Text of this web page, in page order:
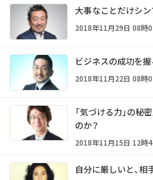
大事なことだけシ
2018年11月29日 08時
ビジネスの成功を握
2018年11月22日 08時
「気づける力」の秘密
のか？
2018年11月15日 12時
自分に厳しいと、相